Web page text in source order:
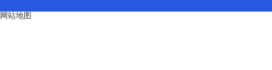
网站地图